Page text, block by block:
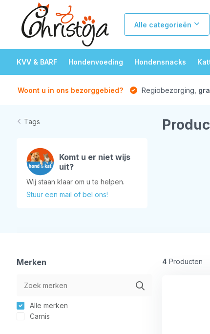
Alle categorieën
KVV & BARF Hondenvoeding Hondensnacks
Woont u in ons bezorggebied? Regiobezorging,
Tags
Komt u er niet wijs
uit?
Wij staan klaar om u te helpen.
Stuur een mail of bel ons!
Merken
Alle merken
Carnis
4 Producten